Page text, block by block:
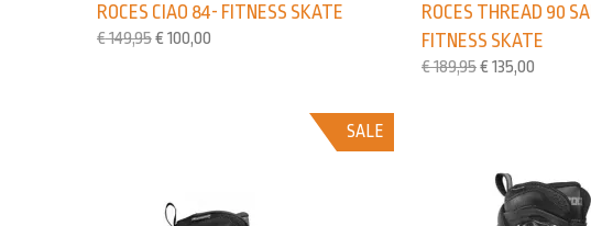
ROCES CIAO 84- FITNESS SKATE
€149,95€ 100,00
ROCES THREAD 90
FITNESS SKATE
€189,95€ 135,00
SALE